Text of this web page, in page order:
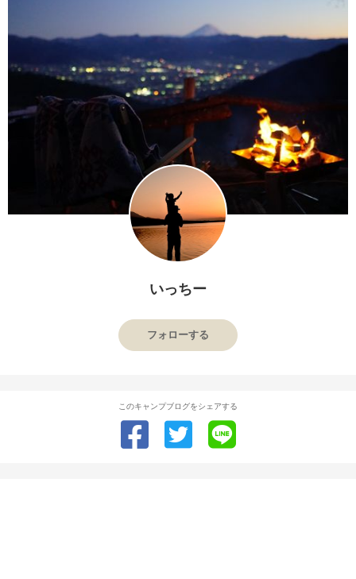
いっちー
フォローする
このキャンプブログをシェアする